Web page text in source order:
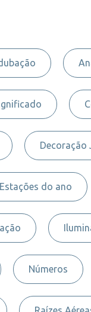
Decoração
Estações do ano
Números